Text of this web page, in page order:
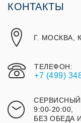
КОНТАКТЫ
Г. МОСКВА,
ТЕЛЕФОН:
+7 (499)
9:00-20:00,
БЕЗ ОБЕДА